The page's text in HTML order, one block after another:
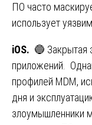
ПО часто
использует
iOS. 🔵 Закрытая
приложений.
профилей MDM,
дня и
злоумышленники